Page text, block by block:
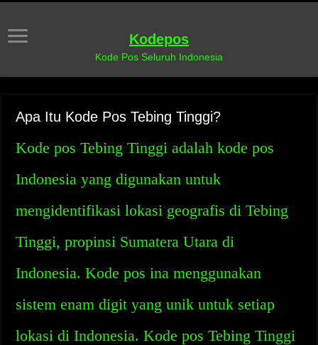
Kodepos
Kode Pos Seluruh Indonesia
Apa Itu Kode Pos Tebing Tinggi?
Kode pos Tebing Tinggi adalah kode pos
Indonesia yang digunakan untuk
mengidentifikasi lokasi geografis di Tebing
Tinggi, propinsi Sumatera Utara di
Indonesia. Kode pos ina menggunakan
sistem enam digit yang unik untuk setiap
lokasi di Indonesia. Kode pos Tebing Tinggi